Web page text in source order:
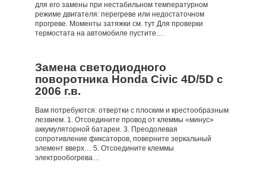
для его замены при нестабильном температурном
режиме двигателя: перегреве или недостаточном
прогреве. Моменты затяжки см. тут Для проверки
термостата на автомобиле пустите…
Замена светодиодного
поворотника Honda Civic 4D/5D с
2006 г.в.
Вам потребуются: отвертки с плоским и крестообразным
лезвием. 1. Отсоедините провод от клеммы «минус»
аккумуляторной батареи. 3. Преодолевая
сопротивление фиксаторов, поверните зеркальный
элемент вверх… 5. Отсоедините клеммы
электрообогрева…